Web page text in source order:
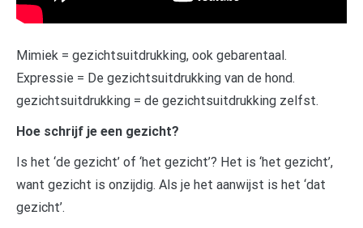
Mimiek = gezichtsuitdrukking, ook gebarentaal.
Expressie = De gezichtsuitdrukking van de hond.
gezichtsuitdrukking = de gezichtsuitdrukking zelfst.
Hoe schrijf je een gezicht?
Is het ‘de gezicht’ of ‘het gezicht’? Het is ‘het gezicht’,
want gezicht is onzijdig. Als je het aanwijst is het ‘dat
gezicht’.